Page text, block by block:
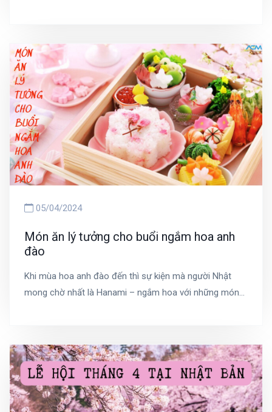
sống ảo hơn. Dù được gắn nhãn là những khu vực kém
hấp dẫn nhất tại xứ hoa anh đào, nhưng mỗi một điểm
đến trên đất nước này đâu đâu cũng mang cho mình
những vẻ đẹp rất riêng đầy thi vị.
05/04/2024
Món ăn lý tưởng cho buổi ngắm hoa anh
đào
Khi mùa hoa anh đào đến thì sự kiện mà người Nhật
mong chờ nhất là Hanami – ngắm hoa với những món
một chế độ ăn nghiêm ngặt nhưng vẫn muốn nhâm nhi
gì đó trong lúc ngắm hoa thì dưới đây là một số gợi ý
đến từ chuyên gia dinh dưỡng.